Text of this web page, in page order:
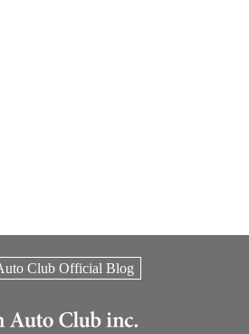
Club Official Blog